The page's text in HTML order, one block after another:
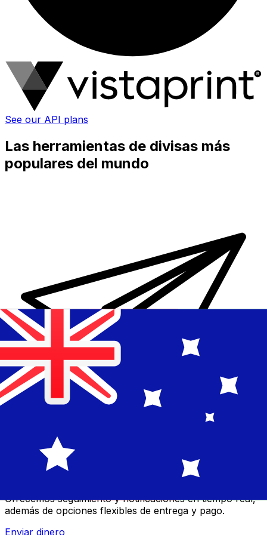
See our API plans
Las herramientas de divisas más
populares del mundo
Transferencias de dinero internacionales Xe
Ofrecemos seguimiento y notificaciones en tiempo real,
además de opciones flexibles de entrega y pago.
Enviar dinero